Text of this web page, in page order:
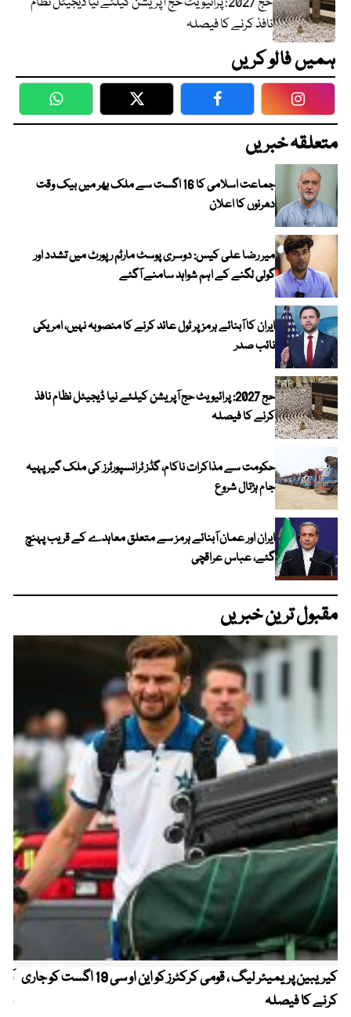
نافذ کرنے کا فیصلہ
ہمیں فالو کریں
WhatsApp Twitter Facebook
متعلقہ خبریں
جماعت اسلامی کا 16 اگست سے ملک بھر میں بیک وقت
دھرنوں کا اعلان
میر رضا علی کیس: دوسری پوسٹ مارٹم رپورٹ میں تشدد اور
گولی لگنے کے اہم شواہد سامنے آگئے
ایران کا آبنائے ہرمز پر ٹول عائد کرنے کا منصوبہ نہیں، امریکی
نائب صدر
حج 2027: پرائیویٹ حج آپریشن کیلئے نیا ڈیجیٹل نظام نافذ
کرنے کا فیصلہ
حکومت سے مذاکرات ناکام، گڈز ٹرانسپورٹرز کی ملک گیر پہیہ
جام ہڑتال شروع
ایران اور عمان آبنائے ہرمز سے متعلق معاہدے کے قریب پہنچ
گئے، عباس عراقچی
مقبول ترین خبریں
کیریبین پریمیئر لیگ ، قومی کرکٹرز کو این او سی 19 اگست کو جاری
کرنے کا فیصلہ